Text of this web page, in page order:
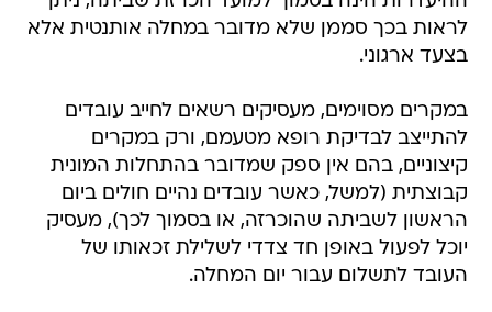
לראות בכך סממן שלא מדובר במחלה אותנטית אלא
בצעד ארגוני.
במקרים מסוימים, מעסיקים רשאים לחייב עובדים
להתייצב לבדיקת רופא מטעמם, ורק במקרים
קיצוניים, בהם אין ספק שמדובר בהתחלות המונית
קבוצתית (למשל, כאשר עובדים נהיים חולים ביום
הראשון לשביתה שהוכרזה, או בסמוך לכך), מעסיק
יוכל לפעול באופן חד צדדי לשלילת זכאותו של
העובד לתשלום עבור יום המחלה.